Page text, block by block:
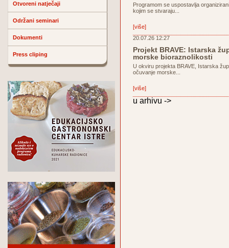
Otvoreni natječaji
Održani seminari
Dokumenti
Press cliping
Programom se uspostavlja
kojim se stvaraju...
[više]
20.07.26 12:27
Projekt BRAVE: Istarska
morske bioraznolikosti
U okviru projekta BRAVE, Istarska
očuvanje morske...
[više]
u arhivu ->